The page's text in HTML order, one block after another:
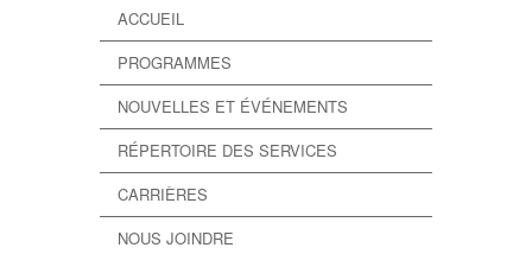
ACCUEIL
PROGRAMMES
NOUVELLES ET ÉVÉNEMENTS
RÉPERTOIRE DES SERVICES
CARRIÈRES
NOUS JOINDRE